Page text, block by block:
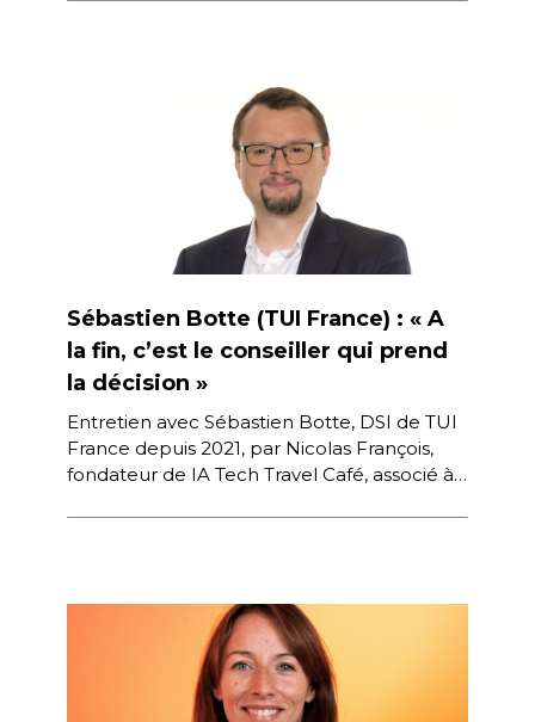
Sébastien Botte (TUI France) : « A
la fin, c’est le conseiller qui prend
la décision »
Entretien avec Sébastien Botte, DSI de TUI
France depuis 2021, par Nicolas François,
fondateur de IA Tech Travel Café, associé à